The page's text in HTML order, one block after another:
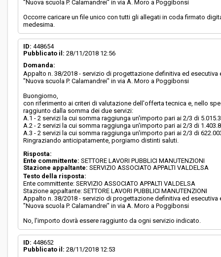
"Nuova scuola P. Calamandrei" in via A. Moro a Poggibonsi
Occorre caricare un file unico con tutti gli allegati in coda firmato
medesima.
ID: 448654
Pubblicato il: 28/11/2018 12:56
Domanda:
Appalto n. 38/2018 - servizio di progettazione definitiva ed
"Nuova scuola P. Calamandrei" in via A. Moro a Poggibonsi
Buongiorno,
con riferimento ai criteri di valutazione dell'offerta tecnica e, nello
raggiunto dalla somma dei due servizi:
A.1 - 2 servizi la cui somma raggiunga un'importo pari ai 2/3 di
A.2 - 2 servizi la cui somma raggiunga un'importo pari ai 2/3 di
A.3 - 2 servizi la cui somma raggiunga un'importo pari ai 2/3 di
Ringraziando anticipatamente, porgiamo distinti saluti.
Risposta:
Ente committente: SETTORE LAVORI PUBBLICI MANUTENZIONI
Stazione appaltante: SERVIZIO ASSOCIATO APPALTI VALDELSA
Testo della risposta:
Ente committente: SERVIZIO ASSOCIATO APPALTI VALDELSA
Stazione appaltante: SETTORE LAVORI PUBBLICI MANUTENZIONI
Appalto n. 38/2018 - servizio di progettazione definitiva ed
"Nuova scuola P. Calamandrei" in via A. Moro a Poggibonsi
No, l'importo dovrà essere raggiunto da ogni servizio indicato.
ID: 448652
Pubblicato il: 28/11/2018 12:53